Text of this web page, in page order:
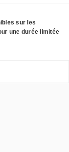
sur les
une durée limitée